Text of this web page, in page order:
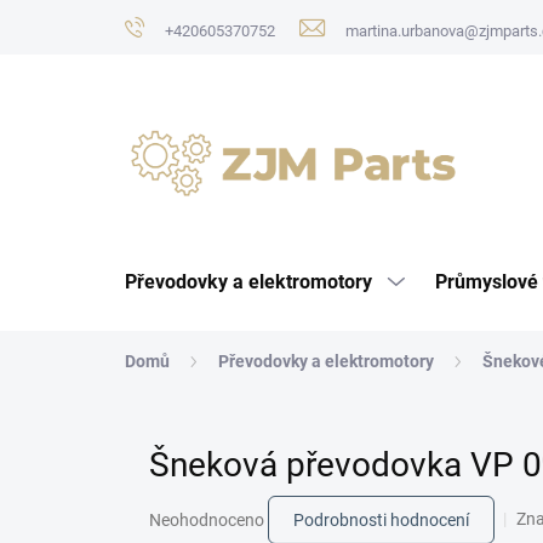
+420605370752
Převodovky a elektromotory
Domů Převodovky a elektromotory
Šneková převodovka VP
hodnocení
Neohodnoceno Podrobnosti hodnocení